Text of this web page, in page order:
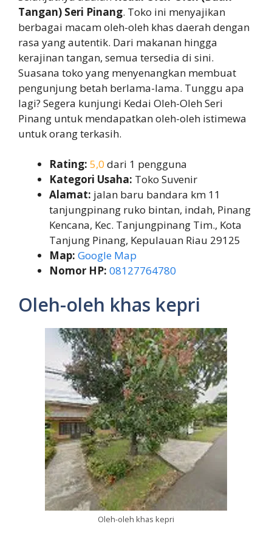
Tangan) Seri Pinang. Toko ini menyajikan
berbagai macam oleh-oleh khas daerah dengan
rasa yang autentik. Dari makanan hingga
kerajinan tangan, semua tersedia di sini.
Suasana toko yang menyenangkan membuat
pengunjung betah berlama-lama. Tunggu apa
lagi? Segera kunjungi Kedai Oleh-Oleh Seri
Pinang untuk mendapatkan oleh-oleh istimewa
untuk orang terkasih.
Rating: 5,0 dari 1 pengguna
Kategori Usaha: Toko Suvenir
Alamat: jalan baru bandara km 11
tanjungpinang ruko bintan, indah, Pinang
Kencana, Kec. Tanjungpinang Tim., Kota
Tanjung Pinang, Kepulauan Riau 29125
Map: Google Map
Nomor HP: 08127764780
Oleh-oleh khas kepri
Oleh-oleh khas kepri